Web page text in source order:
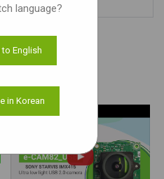
language?
English
in Korean